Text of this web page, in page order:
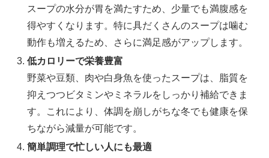
スープの水分が胃を満たすため、少量でも満腹感を
得やすくなります。特に具だくさんのスープは噛む
動作も増えるため、さらに満足感がアップします。
低カロリーで栄養豊富
野菜や豆類、肉や白身魚を使ったスープは、脂質を
抑えつつビタミンやミネラルをしっかり補給できま
す。これにより、体調を崩しがちな冬でも健康を保
ちながら減量が可能です。
簡単調理で忙しい人にも最適